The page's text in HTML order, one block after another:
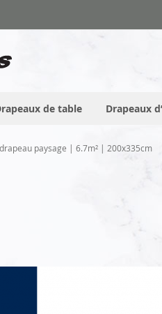
de table Drapeaux
paysage | 6.7m² | 200x335cm